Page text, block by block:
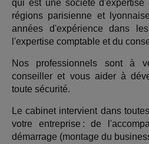
qui est une société d'expertise
régions parisienne et
années d'expérience dans
l'expertise comptable et du
Nos professionnels sont à
conseiller et vous aider à
toute sécurité.
Le cabinet intervient dans
votre entreprise : de
démarrage (montage du